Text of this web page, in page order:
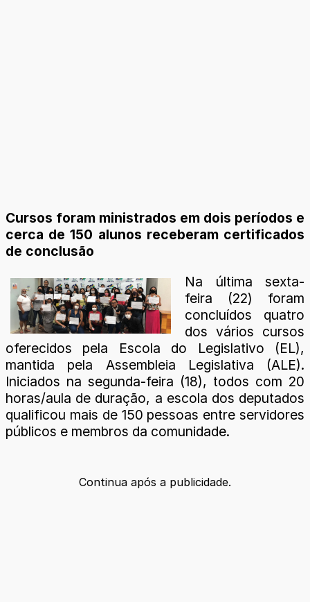
Cursos foram ministrados em dois períodos e
cerca de 150 alunos receberam certificados
de conclusão
Na última sexta-
feira (22) foram
concluídos quatro
dos vários cursos
oferecidos pela Escola do Legislativo (EL),
mantida pela Assembleia Legislativa (ALE).
Iniciados na segunda-feira (18), todos com 20
horas/aula de duração, a escola dos deputados
qualificou mais de 150 pessoas entre servidores
públicos e membros da comunidade.
Continua após a publicidade.